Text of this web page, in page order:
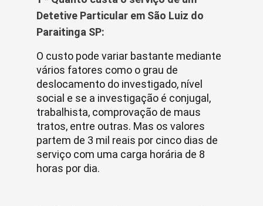
Detetive Particular em São Luiz do
Paraitinga SP:
O custo pode variar bastante mediante
vários fatores como o grau de
deslocamento do investigado, nível
social e se a investigação é conjugal,
trabalhista, comprovação de maus
tratos, entre outras. Mas os valores
partem de 3 mil reais por cinco dias de
serviço com uma carga horária de 8
horas por dia.